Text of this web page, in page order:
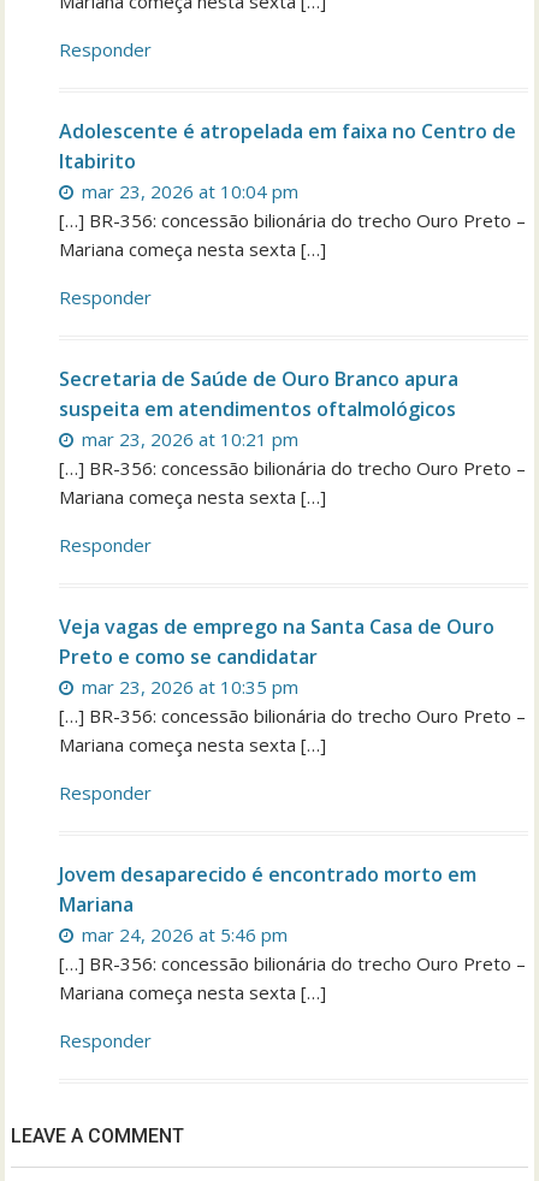
Responder
Adolescente é atropelada em faixa no Centro de
Itabirito
mar 23, 2026 at 10:04 pm
[…] BR-356: concessão bilionária do trecho Ouro Preto –
Mariana começa nesta sexta […]
Responder
Secretaria de Saúde de Ouro Branco apura
suspeita em atendimentos oftalmológicos
mar 23, 2026 at 10:21 pm
[…] BR-356: concessão bilionária do trecho Ouro Preto –
Mariana começa nesta sexta […]
Responder
Veja vagas de emprego na Santa Casa de Ouro
Preto e como se candidatar
mar 23, 2026 at 10:35 pm
[…] BR-356: concessão bilionária do trecho Ouro Preto –
Mariana começa nesta sexta […]
Responder
Jovem desaparecido é encontrado morto em
Mariana
mar 24, 2026 at 5:46 pm
[…] BR-356: concessão bilionária do trecho Ouro Preto –
Mariana começa nesta sexta […]
Responder
LEAVE A COMMENT